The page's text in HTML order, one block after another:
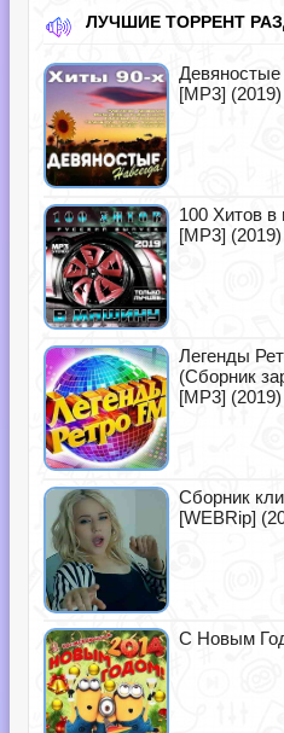
ЛУЧШИЕ ТОРРЕНТ
[MP3] (2019)
100 Хитов
[MP3] (2019)
Легенды
(Сборник
[MP3] (2019)
Сборник
[WEBRip]
С Новым